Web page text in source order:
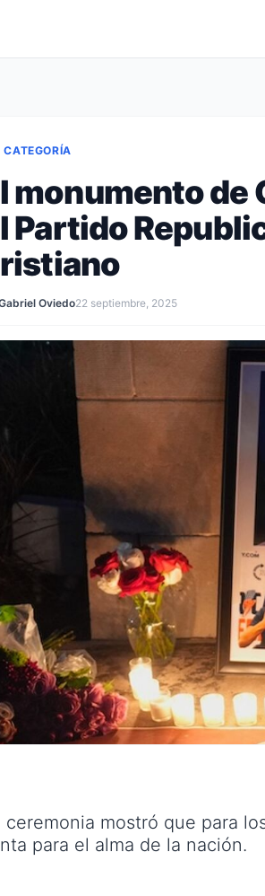
CATEGORÍA
monumento de
Partido
Oviedo22 septiembre, 2025
ceremonia mostró que para
para el alma de la nación.